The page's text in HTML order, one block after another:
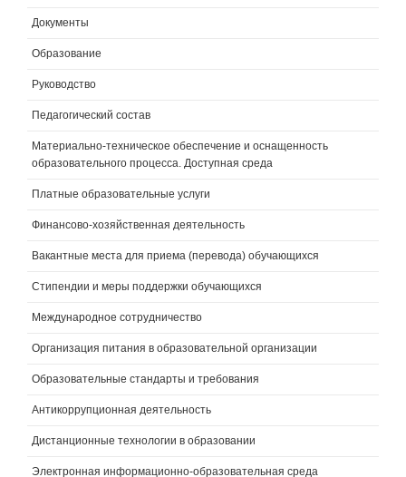
Документы
Образование
Руководство
Педагогический состав
Материально-техническое обеспечение и оснащенность
образовательного процесса. Доступная среда
Платные образовательные услуги
Финансово-хозяйственная деятельность
Вакантные места для приема (перевода) обучающихся
Стипендии и меры поддержки обучающихся
Международное сотрудничество
Организация питания в образовательной организации
Образовательные стандарты и требования
Антикоррупционная деятельность
Дистанционные технологии в образовании
Электронная информационно-образовательная среда